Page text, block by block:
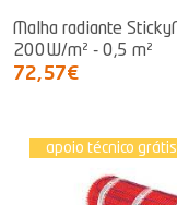
Malha radiante
200W/m² - 0,5 m²
72,57€
apoio técnico grátis